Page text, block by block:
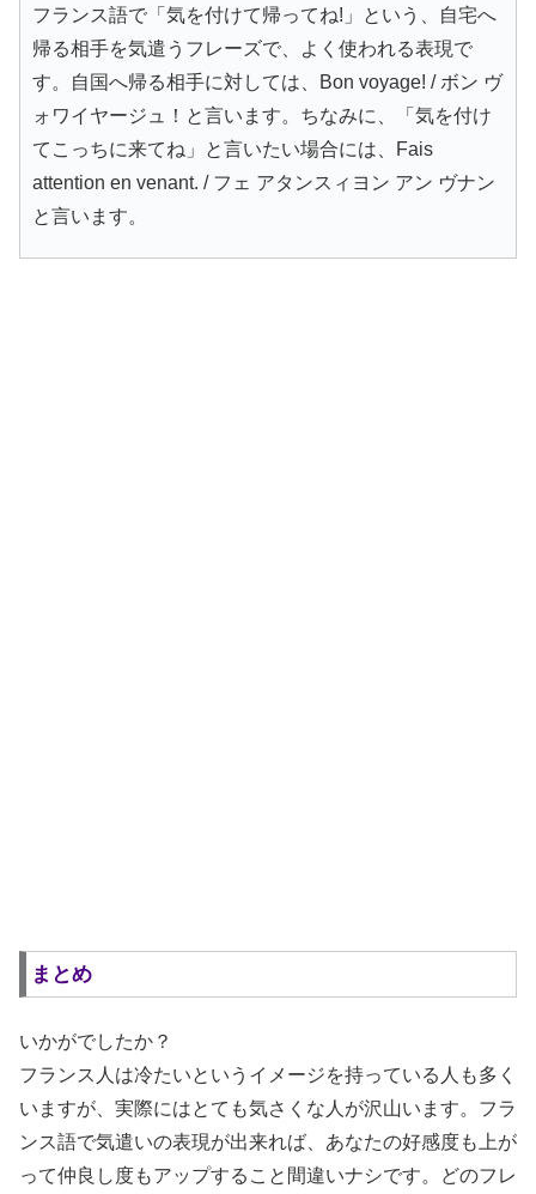
フランス語で「気を付けて帰ってね!」という、自宅へ
帰る相手を気遣うフレーズで、よく使われる表現で
す。自国へ帰る相手に対しては、Bon voyage! / ボン ヴ
ォワイヤージュ！と言います。ちなみに、「気を付け
てこっちに来てね」と言いたい場合には、Fais
attention en venant. / フェ アタンスィヨン アン ヴナン
と言います。
まとめ
いかがでしたか？
フランス人は冷たいというイメージを持っている人も多く
いますが、実際にはとても気さくな人が沢山います。フラ
ンス語で気遣いの表現が出来れば、あなたの好感度も上が
って仲良し度もアップすること間違いナシです。どのフレ